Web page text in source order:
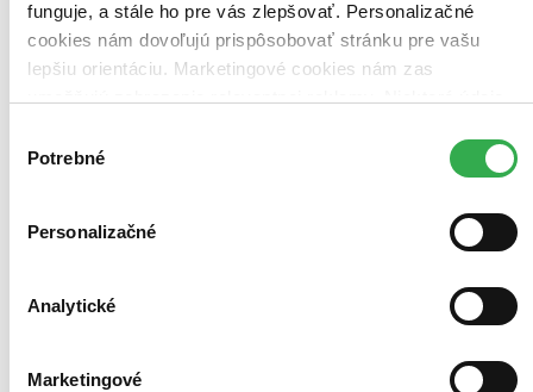
funguje, a stále ho pre vás zlepšovať. Personalizačné
cookies nám dovoľujú prispôsobovať stránku pre vašu
lepšiu orientáciu. Marketingové cookies nám zas
keby sme mohli používať všetky tieto cookies. Ďakujeme!
súhlasu
Potrebné
Personalizačné
Analytické
Marketingové
Bestsellery
Novinky
Najdrahšie